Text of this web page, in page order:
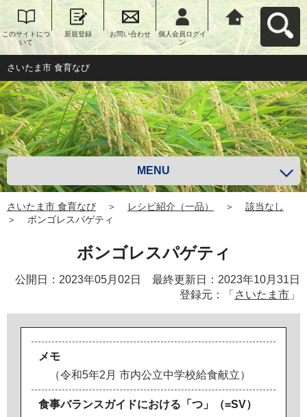
このサイトにつ
いて
新規登録 お問い合わせ
個人会員ログイ
ン
さいたま市 食育
なびへ戻る
さいたま市 食育なび
MENU
さいたま市 食育なび ＞ レシピ紹介（一品） ＞
該当なし
＞
ボンゴレスパゲティ
ボンゴレスパゲティ
公開日：2023年05月02日 最終更新日：2023年10月31日
登録元：「 さいたま市 」
メモ
（令和5年2 月 市内公立中学校給食献立）
食事バランスガイドにおける「つ」（=SV）